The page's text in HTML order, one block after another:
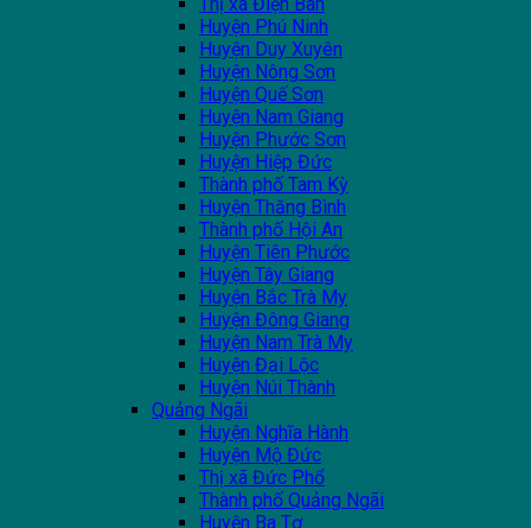
Huyện Phú Ninh
Huyện Duy Xuyên
Huyện Nông Sơn
Huyện Quế Sơn
Huyện Nam Giang
Huyện Phước Sơn
Huyện Hiệp Đức
Thành phố Tam Kỳ
Huyện Thăng Bình
Thành phố Hội An
Huyện Tiên Phước
Huyện Tây Giang
Huyện Bắc Trà My
Huyện Đông Giang
Huyện Nam Trà My
Huyện Đại Lộc
Huyện Núi Thành
Quảng Ngãi
Huyện Nghĩa Hành
Huyện Mộ Đức
Thị xã Đức Phổ
Thành phố Quảng Ngãi
Huyện Ba Tơ